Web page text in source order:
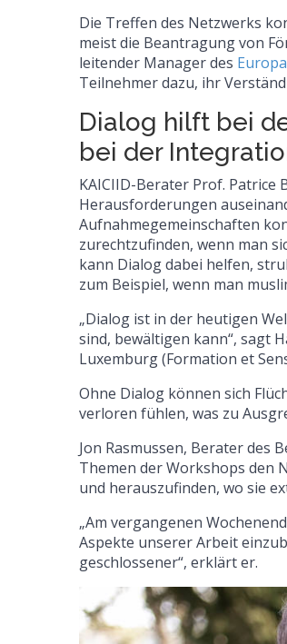
Die Treffen des Netzwerks
meist die Beantragung von
leitender Manager des
Teilnehmer dazu, ihr
Dialog hilft bei
bei der
KAICIID-Berater Prof. Patrice
Herausforderungen
Aufnahmegemeinschaften
zurechtzufinden, wenn man
kann Dialog dabei helfen,
zum Beispiel, wenn man
„Dialog ist in der heutigen
sind, bewältigen kann“, sagt
Luxemburg (Formation et
Ohne Dialog können sich
verloren fühlen, was zu
Jon Rasmussen, Berater des
Themen der Workshops den
und herauszufinden, wo sie
„Am vergangenen
Aspekte unserer Arbeit
geschlossener“, erklärt er.